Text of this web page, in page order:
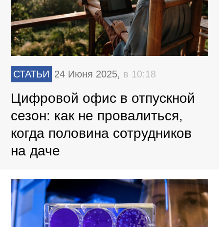
СТАТЬИ 24 Июня 2025, в 10:18
Цифровой офис в отпускной
сезон: как не провалиться,
когда половина сотрудников
на даче